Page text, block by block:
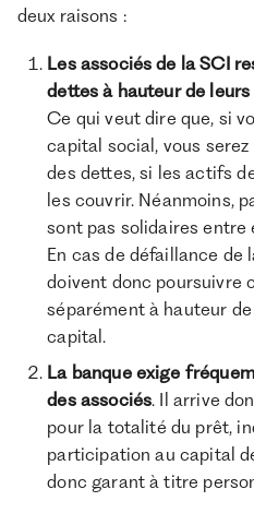
deux raisons :
Les associés de la SCI
dettes à hauteur de
Ce qui veut dire que, si
capital social, vous
des dettes, si les actifs
les couvrir. Néanmoins,
sont pas solidaires entre
En cas de défaillance de
doivent donc poursuivre
séparément à hauteur
capital.
La banque exige
des associés. Il arrive
pour la totalité du prêt,
participation au capital
donc garant à titre